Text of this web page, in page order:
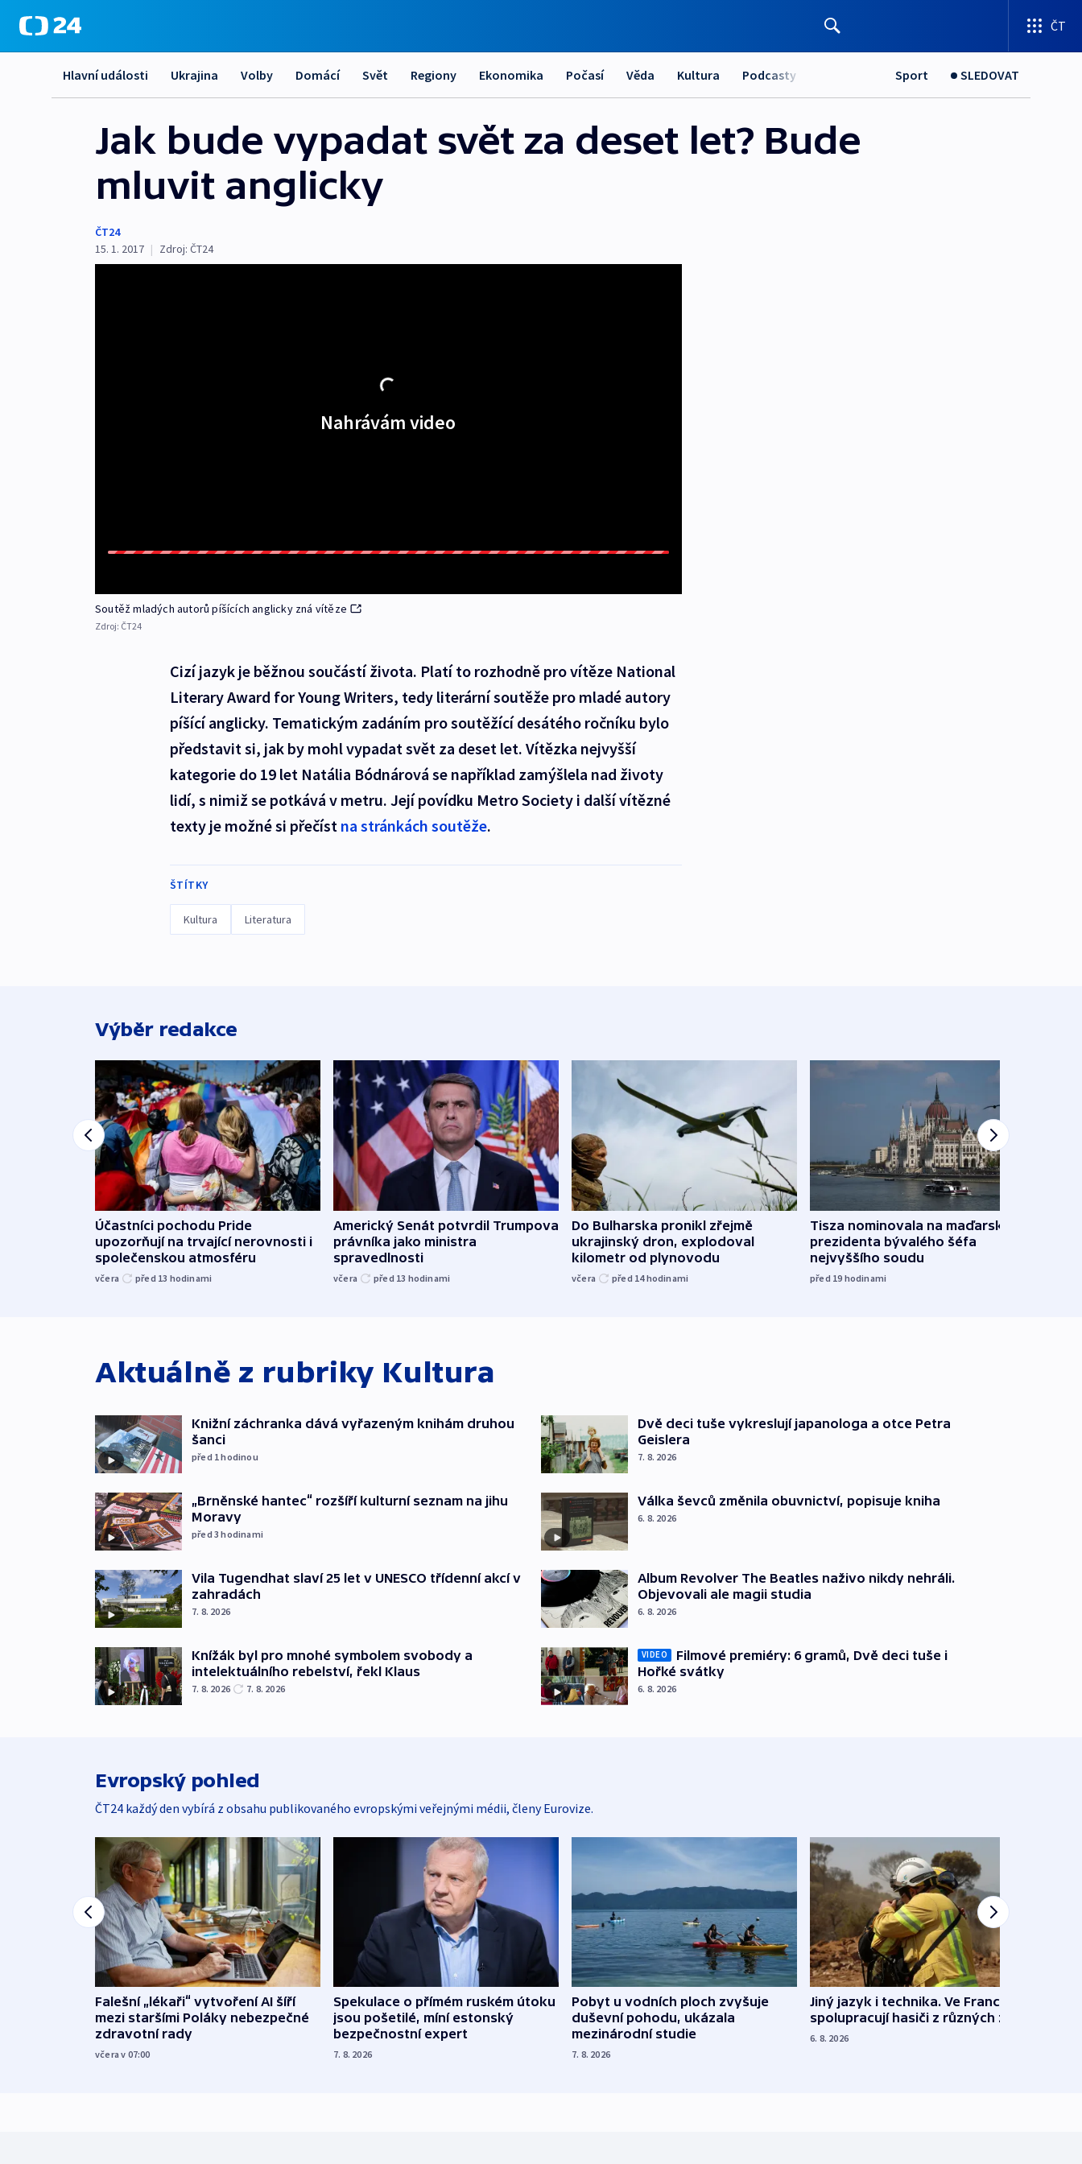
ČT
Hlavní události Ukrajina Volby Domácí Svět Regiony Ekonomika Počasí Věda Kultura Podcasty Sport SLEDOVAT
Jak bude vypadat svět za deset let? Bude
mluvit anglicky
ČT24
15. 1. 2017 | Zdroj: ČT24
Nahrávám video
Soutěž mladých autorů píšících anglicky zná vítěze
Zdroj: ČT24
Cizí jazyk je běžnou součástí života. Platí to rozhodně pro vítěze National
Literary Award for Young Writers, tedy literární soutěže pro mladé autory
píšící anglicky. Tematickým zadáním pro soutěžící desátého ročníku bylo
představit si, jak by mohl vypadat svět za deset let. Vítězka nejvyšší
kategorie do 19 let Natália Bódnárová se například zamýšlela nad životy
lidí, s nimiž se potkává v metru. Její povídku Metro Society i další vítězné
texty je možné si přečíst na stránkách soutěže.
ŠTÍTKY
Kultura Literatura
Výběr redakce
Účastníci pochodu Pride
upozorňují na trvající nerovnosti i
společenskou atmosféru
včera před 13 hodinami
Americký Senát potvrdil Trumpova
právníka jako ministra
spravedlnosti
včera před 13 hodinami
Do Bulharska pronikl zřejmě
ukrajinský dron, explodoval
kilometr od plynovodu
včera před 14hodinami
Tisza nominovala na maďarského
prezidenta bývalého šéfa
nejvyššího soudu
před 19 hodinami
Aktuálně z rubriky Kultura
Knižní záchranka dává vyřazeným knihám druhou
šanci
před 1hodinou
„Brněnské hantec“ rozšíří kulturní seznam na jihu
Moravy
před 3hodinami
Vila Tugendhat slaví 25 let v UNESCO třídenní akcí v
zahradách
7. 8. 2026
Knížák byl pro mnohé symbolem svobody a
intelektuálního rebelství, řekl Klaus
7. 8. 2026 7. 8. 2026
Dvě deci tuše vykreslují japanologa a otce Petra
Geislera
7. 8. 2026
Válka ševců změnila obuvnictví, popisuje kniha
6. 8. 2026
Album Revolver The Beatles naživo nikdy nehráli.
Objevovali ale magii studia
6. 8. 2026
VIDEO
Filmové premiéry: 6 gramů, Dvě deci tuše i
Hořké svátky
6. 8. 2026
Evropský pohled
ČT24 každý den vybírá z obsahu publikovaného evropskými veřejnými médii, členy Eurovize.
Falešní „lékaři“ vytvoření AI šíří
mezi staršími Poláky nebezpečné
zdravotní rady
včera v 07:00
Spekulace o přímém ruském útoku
jsou pošetilé, míní estonský
bezpečnostní expert
7. 8. 2026
Pobyt u vodních ploch zvyšuje
duševní pohodu, ukázala
mezinárodní studie
7. 8. 2026
Jiný jazyk i technika. Ve Francii
spolupracují hasiči z různých zemí
6. 8. 2026